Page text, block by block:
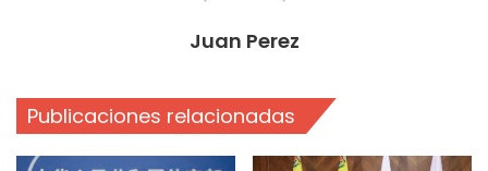
Juan Perez
Publicaciones relacionadas